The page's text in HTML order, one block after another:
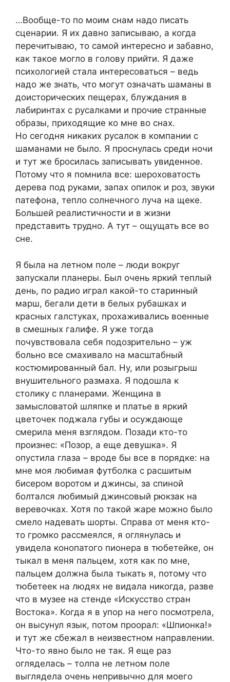
…Вообще-то по моим снам надо писать
сценарии. Я их давно записываю, а когда
перечитываю, то самой интересно и забавно,
как такое могло в голову прийти. Я даже
психологией стала интересоваться – ведь
надо же знать, что могут означать шаманы в
доисторических пещерах, блуждания в
лабиринтах с русалками и прочие странные
образы, приходящие ко мне во снах.
Но сегодня никаких русалок в компании с
шаманами не было. Я проснулась среди ночи
и тут же бросилась записывать увиденное.
Потому что я помнила все: шероховатость
дерева под руками, запах опилок и роз, звуки
патефона, тепло солнечного луча на щеке.
Большей реалистичности и в жизни
представить трудно. А тут – ощущать все во
сне.
Я была на летном поле – люди вокруг
запускали планеры. Был очень яркий теплый
день, по радио играл какой-то старинный
марш, бегали дети в белых рубашках и
красных галстуках, прохаживались военные
в смешных галифе. Я уже тогда
почувствовала себя подозрительно – уж
больно все смахивало на масштабный
костюмированный бал. Ну, или розыгрыш
внушительного размаха. Я подошла к
столику с планерами. Женщина в
замысловатой шляпке и платье в яркий
цветочек поджала губы и осуждающе
смерила меня взглядом. Позади кто-то
произнес: «Позор, а еще девушка». Я
опустила глаза – вроде бы все в порядке: на
мне моя любимая футболка с расшитым
бисером воротом и джинсы, за спиной
болтался любимый джинсовый рюкзак на
веревочках. Хотя по такой жаре можно было
смело надевать шорты. Справа от меня кто-
то громко рассмеялся, я оглянулась и
увидела конопатого пионера в тюбетейке, он
тыкал в меня пальцем, хотя как по мне,
пальцем должна была тыкать я, потому что
тюбетеек на людях не видала никогда, разве
что в музее на стенде «Искусство стран
Востока». Когда я в упор на него посмотрела,
он высунул язык, потом проорал: «Шпионка!»
и тут же сбежал в неизвестном направлении.
Что-то явно было не так. Я еще раз
огляделась – толпа не летном поле
выглядела очень непривычно для моего